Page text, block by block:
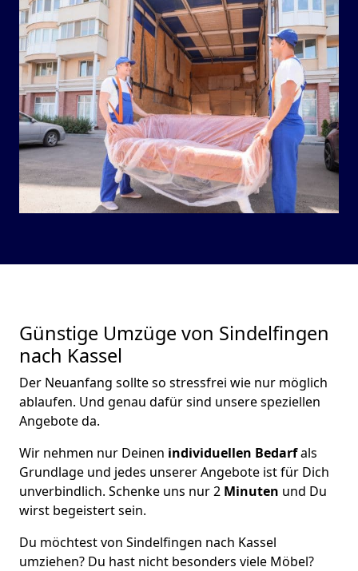
Günstige Umzüge von Sindelfingen
nach Kassel
Der Neuanfang sollte so stressfrei wie nur möglich
ablaufen. Und genau dafür sind unsere speziellen
Angebote da.
Wir nehmen nur Deinen individuellen Bedarfals
Grundlage und jedes unserer Angebote ist für Dich
unverbindlich. Schenke uns nur 2 Minuten und Du
wirst begeistert sein.
Du möchtest von Sindelfingen nach Kassel
umziehen? Du hast nicht besonders viele Möbel?